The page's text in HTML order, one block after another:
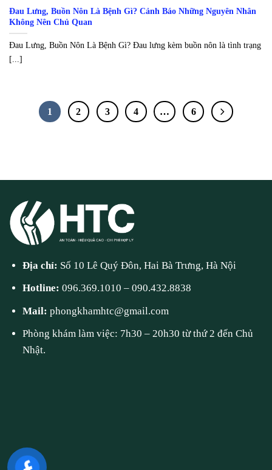
Đau Lưng, Buồn Nôn Là Bệnh Gì? Cảnh Báo Những Nguyên Nhân
Không Nên Chủ Quan
Đau Lưng, Buồn Nôn Là Bệnh Gì? Đau lưng kèm buồn nôn là tình trạng
[...]
1 2 3 4 … 6
Địa chỉ: Số 10 Lê Quý Đôn, Hai Bà Trưng, Hà Nội
Hotline:096.369.1010 –090.432.8838
Mail:phongkhamhtc@gmail.com
Phòng khám làm việc: 7h30 – 20h30 từ thứ 2 đến Chủ
Nhật.